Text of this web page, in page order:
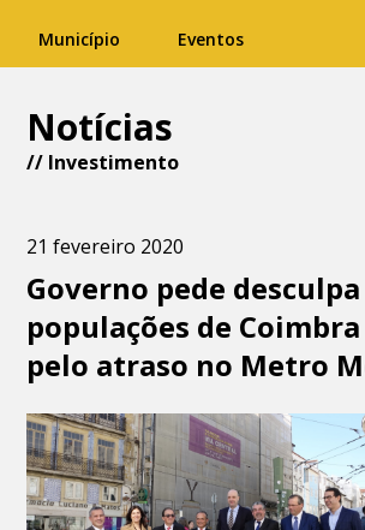
Município Eventos
Notícias
// Investimento
21 fevereiro 2020
Governo pede desculpa
populações de
pelo atraso no Metro